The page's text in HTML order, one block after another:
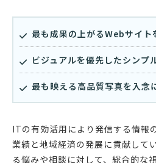
最も成果の上がるWebサイト
ビジュアルを優先したシンプ
最も映える高品質写真を入念
ITの有効活用により発信する情報
業績と地域経済の発展に貢献して
る悩みや相談に対して、総合的な